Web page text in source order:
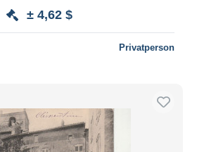
± 4,62 $
Privatperson